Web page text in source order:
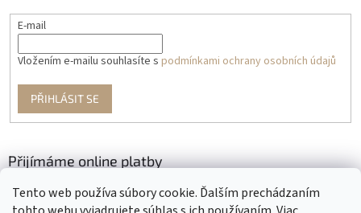
Tento web používa súbory cookie. Ďalším prechádzaním
E-mail
Vložením e-mailu souhlasíte s podmínkami ochrany osobních údajů
PŘIHLÁSIT SE
Přijímáme online platby